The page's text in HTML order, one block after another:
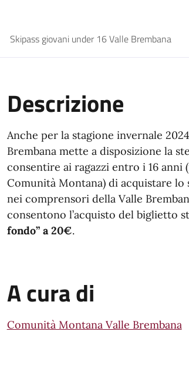
Skipass giovani under 16 Valle Brembana
Descrizione
Anche per la stagione invernale
Brembana mette a disposizione la
consentire ai ragazzi entro i 16
Comunità Montana) di acquistare lo
nei comprensori della Valle
consentono l’acquisto del biglietto
fondo” a 20€.
A cura di
Comunità Montana Valle Brembana